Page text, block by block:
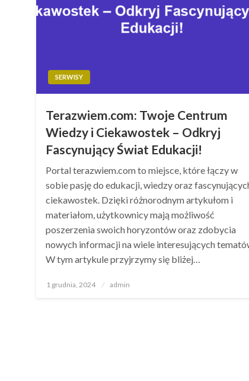
SERWISY
Terazwiem.com: Twoje Centrum
Wiedzy i Ciekawostek – Odkryj
Fascynujący Świat Edukacji!
Portal terazwiem.com to miejsce, które łączy w
sobie pasję do edukacji, wiedzy oraz
ciekawostek. Dzięki różnorodnym artykułom i
materiałom, użytkownicy mają możliwość
poszerzenia swoich horyzontów oraz zdobycia
nowych informacji na wiele interesujących
W tym artykule przyjrzymy się bliżej…
Opublikowane
1 grudnia, 2024 admin